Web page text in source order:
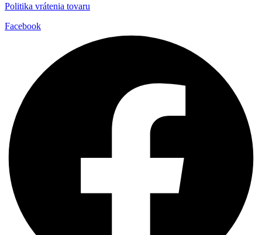
Politika vrátenia tovaru
Facebook